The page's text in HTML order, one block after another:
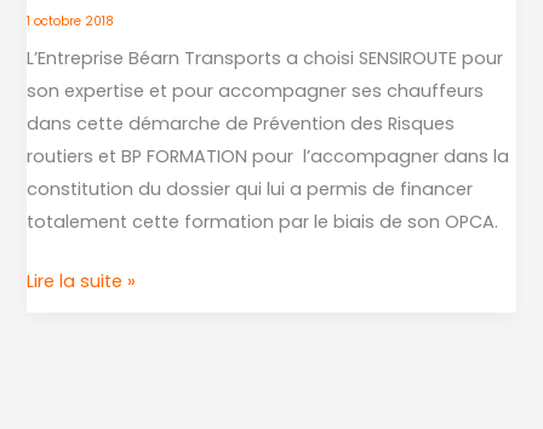
1 octobre 2018
L’Entreprise Béarn Transports a choisi SENSIROUTE pour
son expertise et pour accompagner ses chauffeurs
dans cette démarche de Prévention des Risques
routiers et BP FORMATION pour l’accompagner dans la
constitution du dossier qui lui a permis de financer
totalement cette formation par le biais de son OPCA.
BP
FORMATION
GAGNANT
POUR
SÉCURITÉ
Lire la suite »